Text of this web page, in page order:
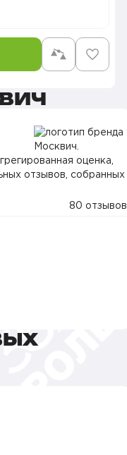
оценка,
отзывов, собранных
80 отзывов